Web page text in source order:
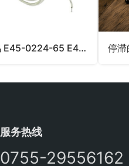
ECD热电偶 E45-0224-65 E45-0224-70
服务热线
0755-29556162